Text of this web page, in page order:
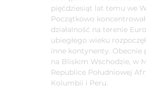
pięćdziesiąt lat temu we
Początkowo
działalność na terenie
ubiegłego wieku
inne kontynenty. Obecnie
na Bliskim Wschodzie, w
Republice Południowej
Kolumbii i Peru.